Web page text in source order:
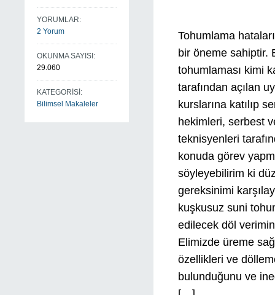
YORUMLAR:
2 Yorum
OKUNMA SAYISI:
29.060
KATEGORİSİ:
Bilimsel Makaleler
Tohumlama
bir öneme sahiptir.
tohumlaması kimi
tarafından açılan
kurslarına katılıp
hekimleri, serbest
teknisyenleri
konuda görev
söyleyebilirim ki
gereksinimi
kuşkusuz suni
edilecek döl
Elimizde üreme
özellikleri ve
bulunduğunu ve